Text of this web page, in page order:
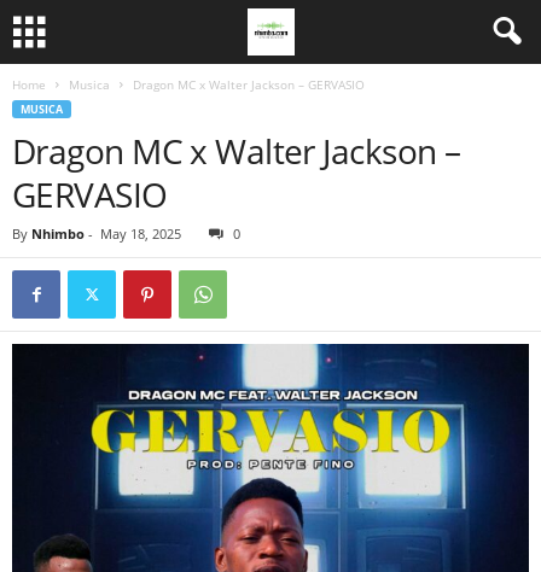
Home Musica Dragon MC x Walter Jackson – GERVASIO
MUSICA
Dragon MC x Walter Jackson –
GERVASIO
By Nhimbo - May 18, 2025 0